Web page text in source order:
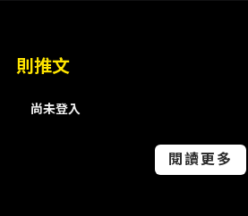
來自不同國度的專業大提琴家
多重詮釋角度，使觀眾有機會
北市立國樂團這樣具有傳統與
隊合作，也讓表演具有更高的
則推文
尚未登入
閱讀更多